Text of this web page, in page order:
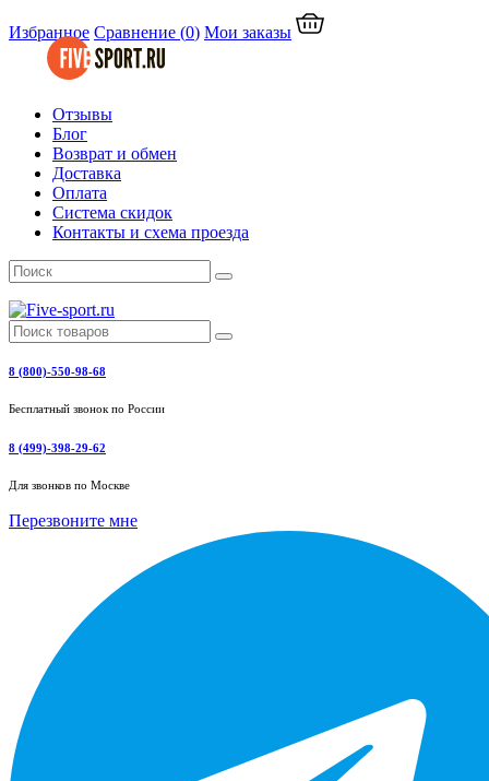
Избранное Сравнение (0) Мои заказы
Отзывы
Блог
Возврат и обмен
Доставка
Оплата
Система скидок
Контакты и схема проезда
8 (800)-550-98-68
Бесплатный звонок по России
8 (499)-398-29-62
Для звонков по Москве
Перезвоните мне